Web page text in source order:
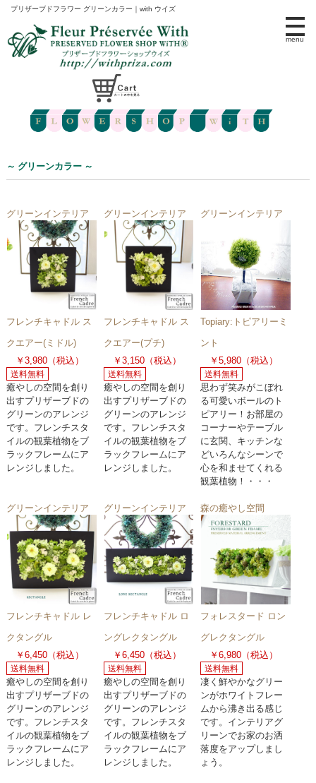
プリザーブドフラワー グリーンカラー｜with ウイズ
menu
～ グリーンカラー ～
グリーンインテリア
フレンチキャドル ス
クエアー(ミドル)
￥3,980（税込）
送料無料
癒やしの空間を創り
出すプリザーブドの
グリーンのアレンジ
です。フレンチスタ
イルの観葉植物をブ
ラックフレームにア
レンジしました。
グリーンインテリア
フレンチキャドル ス
クエアー(プチ)
￥3,150（税込）
送料無料
癒やしの空間を創り
出すプリザーブドの
グリーンのアレンジ
です。フレンチスタ
イルの観葉植物をブ
ラックフレームにア
レンジしました。
グリーンインテリア
Topiary:トピアリーミ
ント
￥5,980（税込）
送料無料
思わず笑みがこぼれ
る可愛いボールのト
ピアリー！お部屋の
コーナーやテーブル
に玄関、キッチンな
どいろんなシーンで
心を和ませてくれる
観葉植物！・・・
グリーンインテリア
フレンチキャドル レ
クタングル
￥6,450（税込）
送料無料
癒やしの空間を創り
出すプリザーブドの
グリーンのアレンジ
です。フレンチスタ
イルの観葉植物をブ
ラックフレームにア
レンジしました。
グリーンインテリア
フレンチキャドル ロ
ングレクタングル
￥6,450（税込）
送料無料
癒やしの空間を創り
出すプリザーブドの
グリーンのアレンジ
です。フレンチスタ
イルの観葉植物をブ
ラックフレームにア
レンジしました。
森の癒やし空間
フォレスタード ロン
グレクタングル
￥6,980（税込）
送料無料
凄く鮮やかなグリー
ンがホワイトフレー
ムから沸き出る感じ
です。インテリアグ
リーンでお家のお洒
落度をアップしまし
ょう。